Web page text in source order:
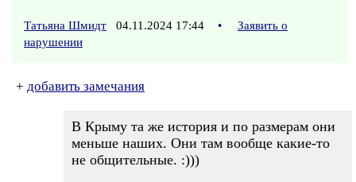
Татьяна Шмидт 04.11.2024 17:44 •
Заявить о
нарушении
+ добавить замечания
В Крыму та же история и по размерам они
меньше наших. Они там вообще какие-то
не общительные. :)))